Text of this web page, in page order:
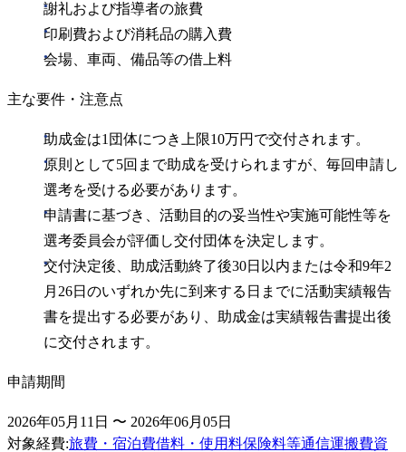
謝礼および指導者の旅費
印刷費および消耗品の購入費
会場、車両、備品等の借上料
主な要件・注意点
助成金は1団体につき上限10万円で交付されます。
原則として5回まで助成を受けられますが、毎回申請し
選考を受ける必要があります。
申請書に基づき、活動目的の妥当性や実施可能性等を
選考委員会が評価し交付団体を決定します。
交付決定後、助成活動終了後30日以内または令和9年2
月26日のいずれか先に到来する日までに活動実績報告
書を提出する必要があり、助成金は実績報告書提出後
に交付されます。
申請期間
2026年05月11日 〜 2026年06月05日
対象経費:旅費・宿泊費借料・使用料保険料等通信運搬費資